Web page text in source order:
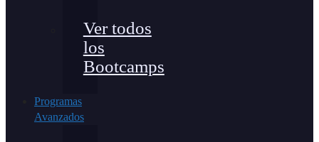
Ver todos
los
Bootcamps
Programas
Avanzados